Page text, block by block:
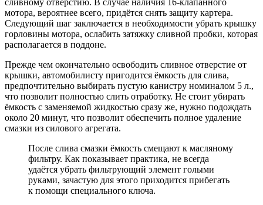
сливному отверстию. В случае наличия 16-клапанного
мотора, вероятнее всего, придётся снять защиту картера.
Следующий шаг заключается в необходимости убрать крышку
горловины мотора, ослабить затяжку сливной пробки, которая
располагается в поддоне.
Прежде чем окончательно освободить сливное отверстие от
крышки, автомобилисту пригодится ёмкость для слива,
предпочтительно выбирать пустую канистру номиналом 5 л.,
что позволит полностью слить отработку. Не стоит убирать
ёмкость с заменяемой жидкостью сразу же, нужно подождать
около 20 минут, что позволит обеспечить полное удаление
смазки из силового агрегата.
После слива смазки ёмкость смещают к масляному
фильтру. Как показывает практика, не всегда
удаётся убрать фильтрующий элемент голыми
руками, зачастую для этого приходится прибегать
к помощи специального ключа.